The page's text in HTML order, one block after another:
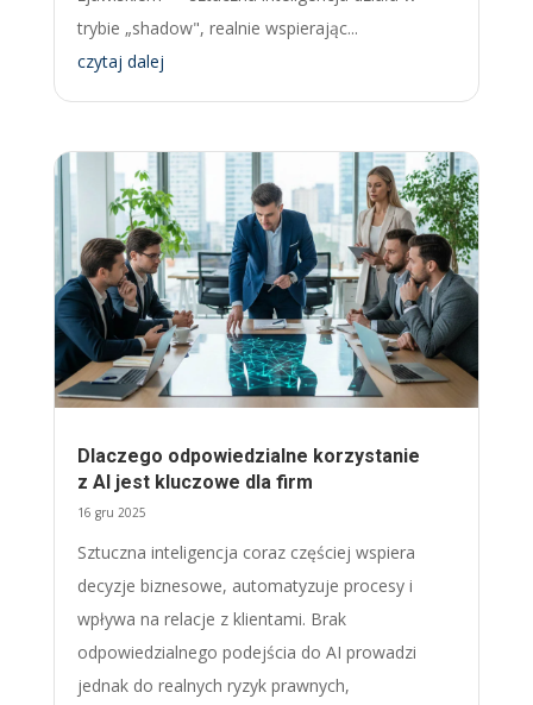
trybie „shadow", realnie wspierając...
czytaj dalej
Dlaczego odpowiedzialne korzystanie
z AI jest kluczowe dla firm
16 gru 2025
Sztuczna inteligencja coraz częściej wspiera
decyzje biznesowe, automatyzuje procesy i
wpływa na relacje z klientami. Brak
odpowiedzialnego podejścia do AI prowadzi
jednak do realnych ryzyk prawnych,